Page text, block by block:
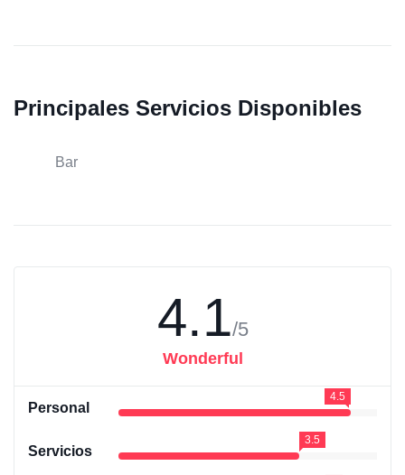
Principales Servicios Disponibles
Bar
4.1/5
Wonderful
Personal
4.5
Servicios
3.5